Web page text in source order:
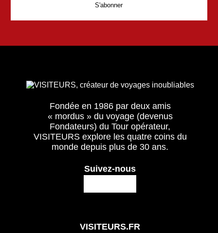
Fondée en 1986 par deux amis
« mordus » du voyage (devenus
Fondateurs) du Tour opérateur,
VISITEURS explore les quatre coins du
monde depuis plus de 30 ans.
Suivez-nous
VISITEURS.FR